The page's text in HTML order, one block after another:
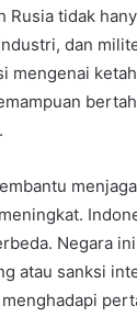
Rusia tidak
dan
mengenai
Negara
atau sanksi